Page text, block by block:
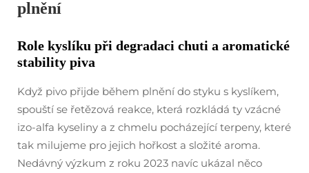
plnění
Role kyslíku při degradaci chuti a aromatické
stability piva
Když pivo přijde během plnění do styku s kyslíkem,
spouští se řetězová reakce, která rozkládá ty vzácné
izo-alfa kyseliny a z chmelu pocházející terpeny, které
tak milujeme pro jejich hořkost a složité aroma.
Nedávný výzkum z roku 2023 navíc ukázal něco